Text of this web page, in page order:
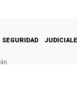
SEGURIDAD